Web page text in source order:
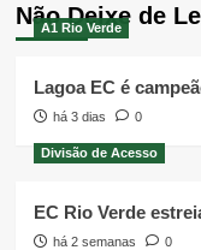
Não Deixe de
A1 Rio Verde
Lagoa EC é
há 3 dias 0
Divisão de Acesso
EC Rio Verde
há 2 semanas 0